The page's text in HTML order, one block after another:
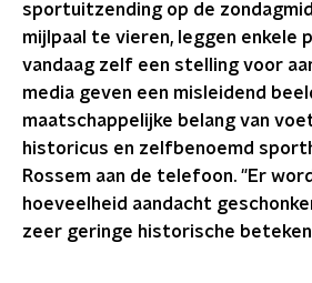
sportuitzending op de
mijlpaal te vieren, leggen enkele
vandaag zelf een stelling voor
media geven een misleidend
maatschappelijke belang van
historicus en zelfbenoemd
Rossem aan de telefoon. "Er
hoeveelheid aandacht
zeer geringe historische